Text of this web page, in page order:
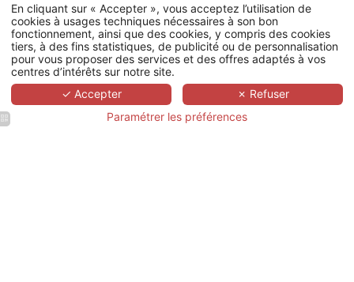
En cliquant sur « Accepter », vous acceptez l’utilisation de
cookies à usages techniques nécessaires à son bon
fonctionnement, ainsi que des cookies, y compris des cookies
tiers, à des fins statistiques, de publicité ou de personnalisation
pour vous proposer des services et des offres adaptés à vos
centres d’intérêts sur notre site.
✓ Accepter
✗ Refuser
Paramétrer les préférences